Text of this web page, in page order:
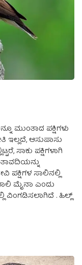
ಮುಂತಾದ ಪಕ್ಷಿಗಳು
ಇಲ್ಲದೆ, ಆಸುಪಾಸು
ಸಾಕು ಪಕ್ಷಿಗಳಾಗಿ
ಪಕ್ಷಿಗಳ ಸಾಲಿನಲ್ಲಿ
ಮೈನಾ ಎಂದು
ವಿಂಗಡಿಸಲಾಗಿದೆ . ಹಿಲ್ಲ್